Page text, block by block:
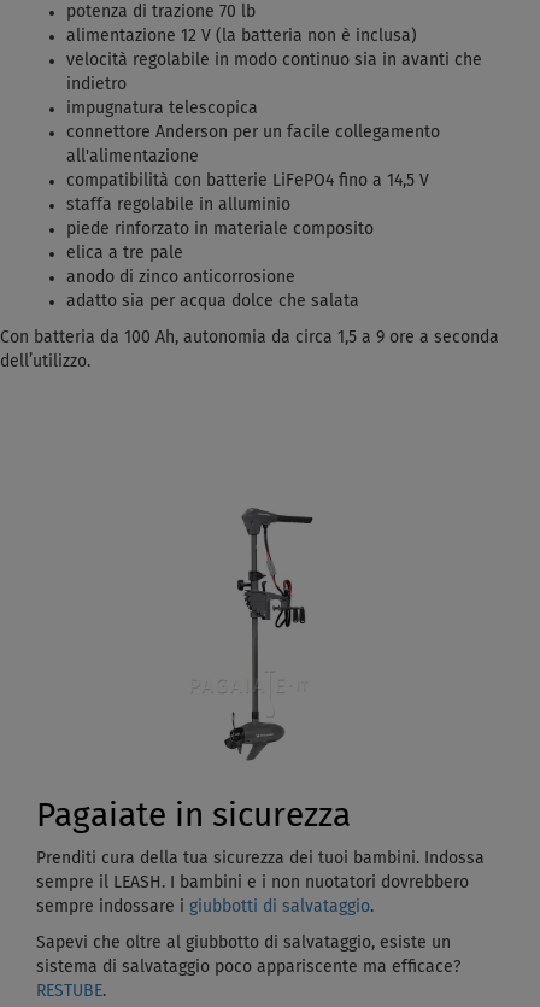
potenza di trazione 70 lb
alimentazione 12 V (la batteria non è inclusa)
velocità regolabile in modo continuo sia in avanti che
indietro
impugnatura telescopica
connettore Anderson per un facile collegamento
all'alimentazione
compatibilità con batterie LiFePO4 fino a 14,5 V
staffa regolabile in alluminio
piede rinforzato in materiale composito
elica a tre pale
anodo di zinco anticorrosione
adatto sia per acqua dolce che salata
Con batteria da 100 Ah, autonomia da circa 1,5 a 9 ore a seconda
dell’utilizzo.
Pagaiate in sicurezza
Prenditi cura della tua sicurezza dei tuoi bambini. Indossa
sempre il LEASH. I bambini e i non nuotatori dovrebbero
sempre indossare i giubbotti di salvataggio.
Sapevi che oltre al giubbotto di salvataggio, esiste un
sistema di salvataggio poco appariscente ma efficace?
RESTUBE.